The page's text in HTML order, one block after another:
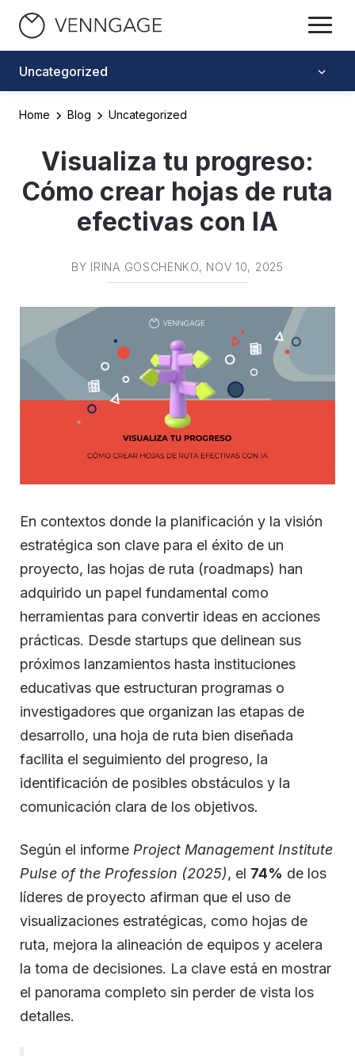
Uncategorized
Home Blog Uncategorized
Visualiza tu progreso:
Cómo crear hojas de ruta
efectivas con IA
BY IRINA GOSCHENKO, NOV 10, 2025
En contextos donde la planificación y la visión
estratégica son clave para el éxito de un
proyecto, las hojas de ruta (roadmaps) han
adquirido un papel fundamental como
herramientas para convertir ideas en acciones
prácticas. Desde startups que delinean sus
próximos lanzamientos hasta instituciones
educativas que estructuran programas o
investigadores que organizan las etapas de
desarrollo, una hoja de ruta bien diseñada
facilita el seguimiento del progreso, la
identificación de posibles obstáculos y la
comunicación clara de los objetivos.
Según el informe Project Management Institute
Pulse of the Profession (2025), el 74% de los
líderes de proyecto afirman que el uso de
visualizaciones estratégicas, como hojas de
ruta, mejora la alineación de equipos y acelera
la toma de decisiones. La clave está en mostrar
el panorama completo sin perder de vista los
detalles.